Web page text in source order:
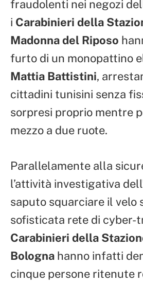
fraudolenti nei negozi
i Carabinieri della
Madonna del Riposo
furto di un monopattino
Mattia Battistini,
cittadini tunisini senza
sorpresi proprio mentre
mezzo a due ruote.
Parallelamente alla
l’attività investigativa
saputo squarciare il velo
sofisticata rete di cyber-
Carabinieri della
Bologna hanno infatti
cinque persone ritenute